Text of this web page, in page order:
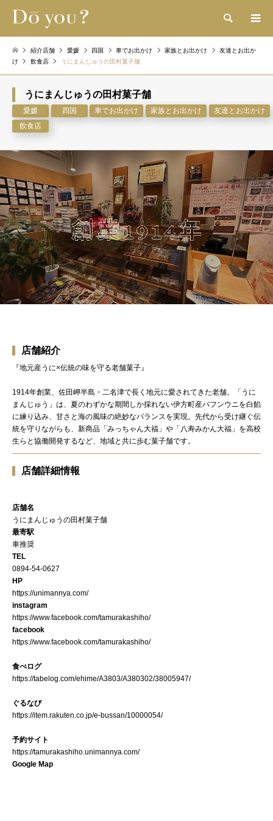
検索
紹介店舗 愛媛 四国 車でお出かけ 家族とお出かけ
友達とお出か
け
飲食店 うにまんじゅうの田村菓子舗
うにまんじゅうの田村菓子舗
愛媛 四国 車でお出かけ 家族とお出かけ
友達とお出かけ
飲食店
店舗紹介
『地元産うに×伝統の味を守る老舗菓子』
1914年創業、佐田岬半島・二名津で長く地元に愛されてきた老舗。「うに
まんじゅう」は、夏のわずかな期間しか採れない伊方町産バフンウニを白餡
に練り込み、甘さと海の風味の絶妙なバランスを実現。先代から受け継ぐ伝
統を守りながらも、新商品「みっちゃん大福」や「八寿みかん大福」を高校
生らと協働開発するなど、地域と共に歩む菓子舗です。
店舗詳細情報
店舗名
うにまんじゅうの田村菓子舗
最寄駅
車推奨
TEL
0894-54-0627
HP
https://unimannya.com/
instagram
https://www.facebook.com/tamurakashiho/
facebook
https://www.facebook.com/tamurakashiho/
食べログ
https://tabelog.com/ehime/A3803/A380302/38005947/
ぐるなび
https://item.rakuten.co.jp/e-bussan/10000054/
予約サイト
https://tamurakashiho.unimannya.com/
Google Map